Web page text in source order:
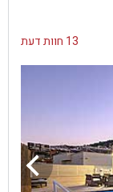
13 חוות דעת